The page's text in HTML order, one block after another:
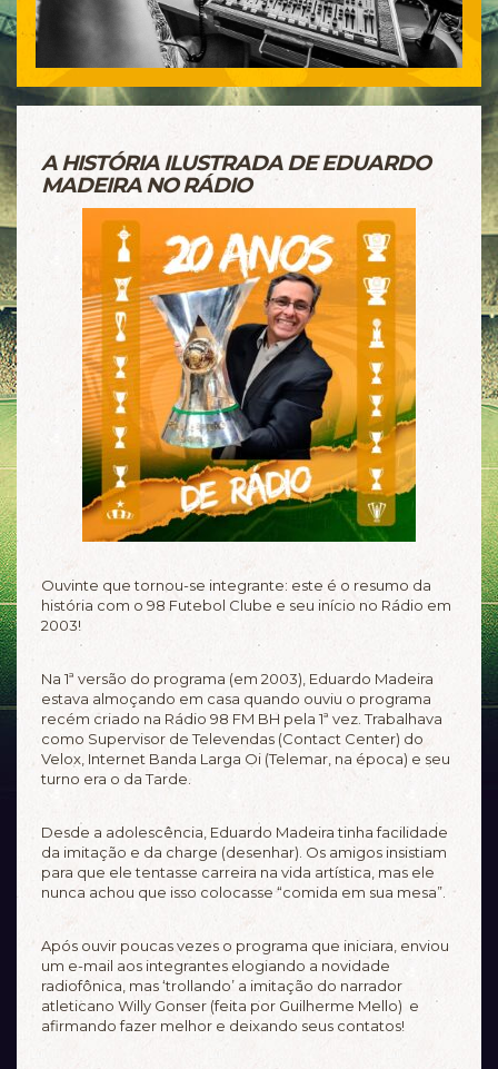
A HISTÓRIA ILUSTRADA DE EDUARDO
MADEIRA NO RÁDIO
Ouvinte que tornou-se integrante: este é o resumo da
história com o 98 Futebol Clube e seu início no Rádio em
2003!
Na 1ª versão do programa (em 2003), Eduardo Madeira
estava almoçando em casa quando ouviu o programa
recém criado na Rádio 98 FM BH pela 1ª vez. Trabalhava
como Supervisor de Televendas (Contact Center) do
Velox, Internet Banda Larga Oi (Telemar, na época) e seu
turno era o da Tarde.
Desde a adolescência, Eduardo Madeira tinha facilidade
da imitação e da charge (desenhar). Os amigos insistiam
para que ele tentasse carreira na vida artística, mas ele
nunca achou que isso colocasse “comida em sua mesa”.
Após ouvir poucas vezes o programa que iniciara, enviou
um e-mail aos integrantes elogiando a novidade
radiofônica, mas ‘trollando’ a imitação do narrador
atleticano Willy Gonser (feita por Guilherme Mello) e
afirmando fazer melhor e deixando seus contatos!